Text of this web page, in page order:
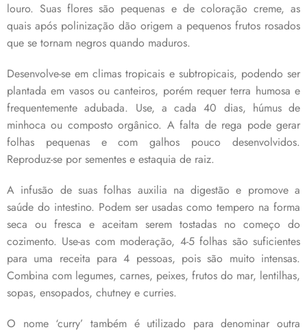
louro. Suas flores são pequenas e de coloração creme, as
quais após polinização dão origem a pequenos frutos rosados
que se tornam negros quando maduros.
Desenvolve-se em climas tropicais e subtropicais, podendo ser
plantada em vasos ou canteiros, porém requer terra humosa e
frequentemente adubada. Use, a cada 40 dias, húmus de
minhoca ou composto orgânico. A falta de rega pode gerar
folhas pequenas e com galhos pouco desenvolvidos.
Reproduz-se por sementes e estaquia de raiz.
A infusão de suas folhas auxilia na digestão e promove a
saúde do intestino. Podem ser usadas como tempero na forma
seca ou fresca e aceitam serem tostadas no começo do
cozimento. Use-as com moderação, 4-5 folhas são suficientes
para uma receita para 4 pessoas, pois são muito intensas.
Combina com legumes, carnes, peixes, frutos do mar, lentilhas,
sopas, ensopados, chutney e curries.
O nome ‘curry’ também é utilizado para denominar outra